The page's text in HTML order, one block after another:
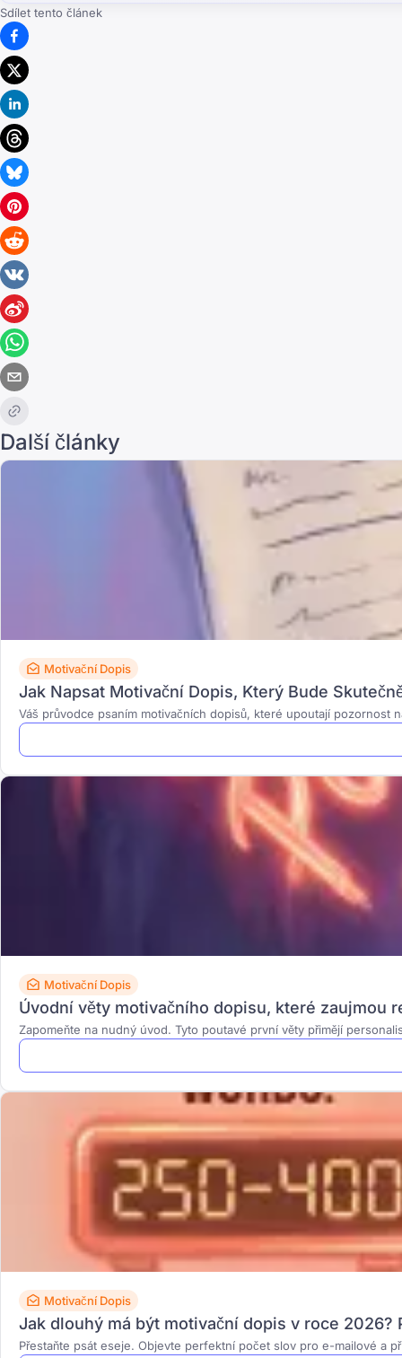
Sdílet tento článek
Další články
Motivační Dopis
Jak Napsat Motivační Dopis, Který Bude
Váš průvodce psaním motivačních dopisů, které upoutají pozornost
Motivační Dopis
Úvodní věty motivačního dopisu, které zaujmou
Zapomeňte na nudný úvod. Tyto poutavé první věty přimějí
Motivační Dopis
Jak dlouhý má být motivační dopis v roce 2026?
Přestaňte psát eseje. Objevte perfektní počet slov pro e-mailové a